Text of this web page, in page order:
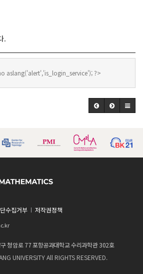
.
aslang('alert','is_login_service'); ?>
수집거부
저작권정책
청암로 77 포항공과대학교 수리과학관 302호
UNIVERSITY All RIGHTS RESERVED.